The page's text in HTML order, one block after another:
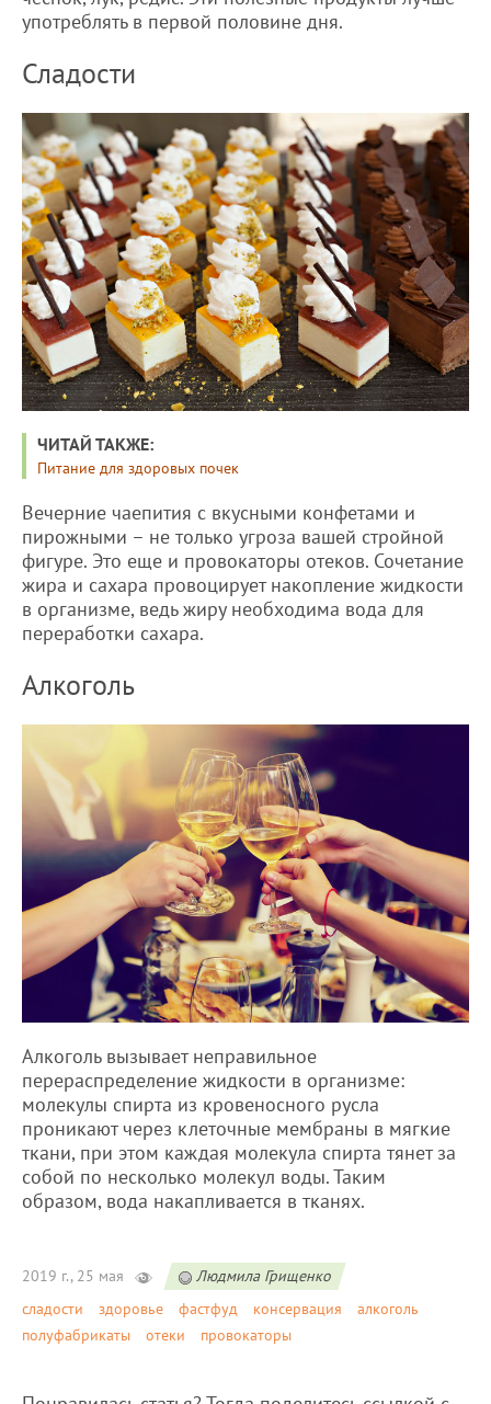
употреблять в первой половине дня.
Сладости
ЧИТАЙ ТАКЖЕ:
Питание для здоровых почек
Вечерние чаепития с вкусными конфетами и
пирожными – не только угроза вашей стройной
фигуре. Это еще и провокаторы отеков. Сочетание
жира и сахара провоцирует накопление жидкости
в организме, ведь жиру необходима вода для
переработки сахара.
Алкоголь
Алкоголь вызывает неправильное
перераспределение жидкости в организме:
молекулы спирта из кровеносного русла
проникают через клеточные мембраны в мягкие
ткани, при этом каждая молекула спирта тянет за
собой по несколько молекул воды. Таким
образом, вода накапливается в тканях.
2019 г., 25 мая
Людмила Грищенко
сладости
здоровье фастфуд консервация
алкоголь
полуфабрикаты
отеки провокаторы